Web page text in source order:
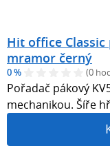
Hit office Classic
mramor černý
0 % (0
Pořadač pákový
mechanikou. Šíře